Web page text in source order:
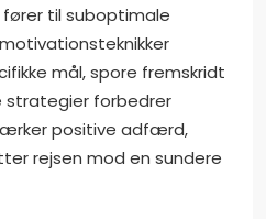
til suboptimale
mål, spore fremskridt
strategier forbedrer
positive adfærd,
rejsen mod en sundere